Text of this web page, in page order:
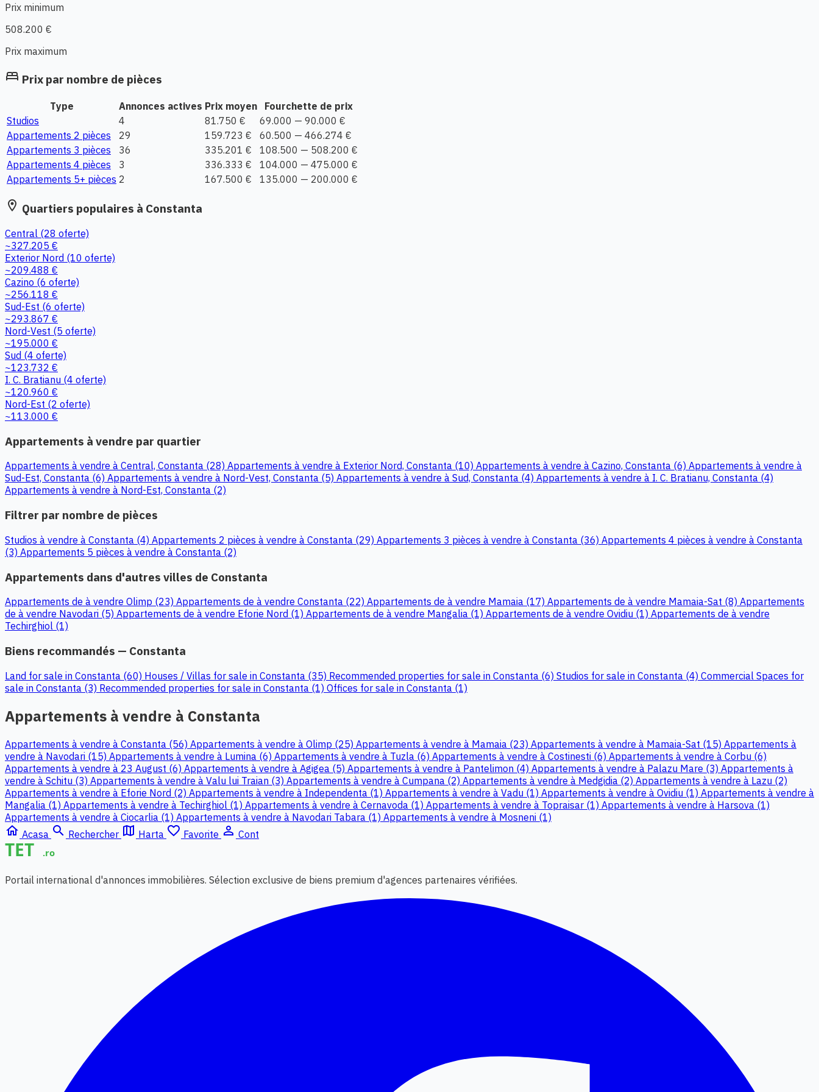
Prix minimum
508.200 €
Prix maximum
bed Prix par nombre de pièces
Type Annonces actives Prix moyen
Fourchette de prix
Studios
4 81.750 €
69.000 — 90.000 €
Appartements 2 pièces
29 159.723 €
60.500 — 466.274 €
Appartements 3 pièces
36 335.201 €
108.500 — 508.200 €
Appartements 4 pièces
3 336.333 €
104.000 — 475.000 €
Appartements 5+ pièces 2 167.500 € 135.000 — 200.000 €
location_on Quartiers populaires à Constanta
Central (28 oferte)
~327.205 €
Exterior Nord (10 oferte)
~209.488 €
Cazino (6 oferte)
~256.118 €
Sud-Est (6 oferte)
~293.867 €
Nord-Vest (5 oferte)
~195.000 €
Sud (4 oferte)
~123.732 €
I. C. Bratianu (4 oferte)
~120.960 €
Nord-Est (2 oferte)
~113.000 €
Appartements à vendre par quartier
Appartements à vendre à Central, Constanta (28) Appartements à vendre à Exterior Nord, Constanta (10) Appartements à vendre à Cazino, Constanta (6) Appartements à vendre à
Sud-Est, Constanta (6) Appartements à vendre à Nord-Vest, Constanta (5) Appartements à vendre à Sud, Constanta (4) Appartements à vendre à I. C. Bratianu, Constanta (4)
Appartements à vendre à Nord-Est, Constanta (2)
Filtrer par nombre de pièces
Studios à vendre à Constanta (4) Appartements 2 pièces à vendre à Constanta (29) Appartements 3 pièces à vendre à Constanta (36) Appartements 4 pièces à vendre à Constanta
(3) Appartements 5 pièces à vendre à Constanta (2)
Appartements dans d'autres villes de Constanta
Appartements de à vendre Olimp (23) Appartements de à vendre Constanta (22) Appartements de à vendre Mamaia (17) Appartements de à vendre Mamaia-Sat (8) Appartements
de à vendre Navodari (5) Appartements de à vendre Eforie Nord (1) Appartements de à vendre Mangalia (1) Appartements de à vendre Ovidiu (1) Appartements de à vendre
Techirghiol (1)
Biens recommandés — Constanta
Land for sale in Constanta (60) Houses / Villas for sale in Constanta (35) Recommended properties for sale in Constanta (6) Studios for sale in Constanta (4) Commercial Spaces for
sale in Constanta (3) Recommended properties for sale in Constanta (1) Offices for sale in Constanta (1)
Appartements à vendre à Constanta
Appartements à vendre à Constanta (56) Appartements à vendre à Olimp (25) Appartements à vendre à Mamaia (23) Appartements à vendre à Mamaia-Sat (15) Appartements à
vendre à Navodari (15) Appartements à vendre à Lumina (6) Appartements à vendre à Tuzla (6) Appartements à vendre à Costinesti (6) Appartements à vendre à Corbu (6)
Appartements à vendre à 23 August (6) Appartements à vendre à Agigea (5) Appartements à vendre à Pantelimon (4) Appartements à vendre à Palazu Mare (3) Appartements à
vendre à Schitu (3) Appartements à vendre à Valu lui Traian (3) Appartements à vendre à Cumpana (2) Appartements à vendre à Medgidia (2) Appartements à vendre à Lazu (2)
Appartements à vendre à Eforie Nord (2) Appartements à vendre à Independenta (1) Appartements à vendre à Vadu (1) Appartements à vendre à Ovidiu (1) Appartements à vendre à
Mangalia (1) Appartements à vendre à Techirghiol (1) Appartements à vendre à Cernavoda (1) Appartements à vendre à Topraisar (1) Appartements à vendre à Harsova (1)
Appartements à vendre à Ciocarlia (1) Appartements à vendre à Navodari Tabara (1) Appartements à vendre à Mosneni (1)
home Acasa search Rechercher map Harta favorite_border Favorite person_outline Cont
Portail international d'annonces immobilières. Sélection exclusive de biens premium d'agences partenaires vérifiées.